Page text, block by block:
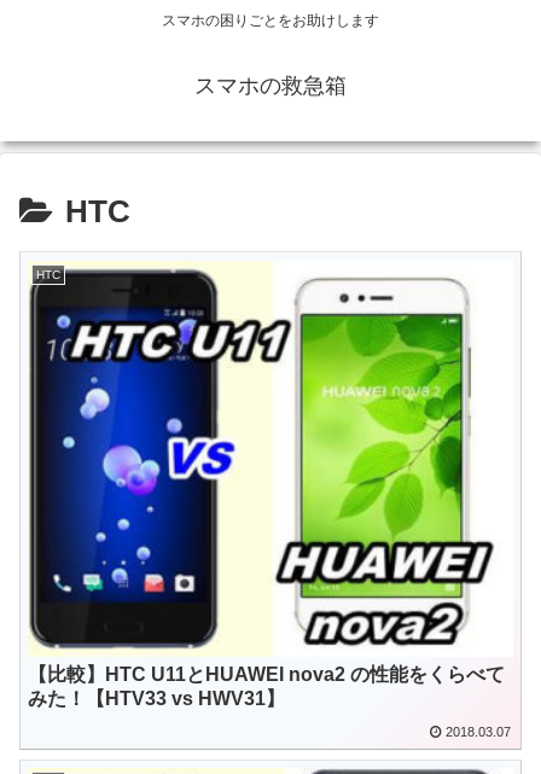
スマホの困りごとをお助けします
スマホの救急箱
HTC
HTC
【比較】HTC U11とHUAWEI nova2 の性能をくらべて
みた！【HTV33 vs HWV31】
2018.03.07